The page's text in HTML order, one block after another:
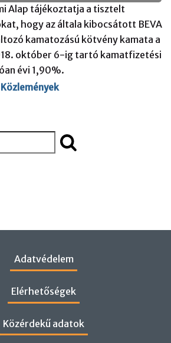
Alap tájékoztatja a tisztelt
hogy az általa kibocsátott BEVA
kamatozású kötvény kamata a
október 6-ig tartó kamatfizetési
évi 1,90%.
Közlemények
Keresés
Adatvédelem
Elérhetőségek
Közérdekű adatok